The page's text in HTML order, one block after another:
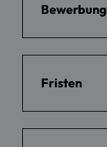
Bewerbung
Fristen